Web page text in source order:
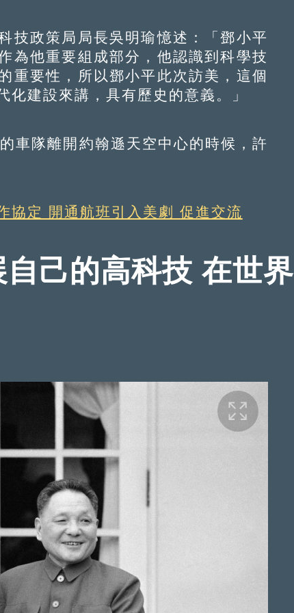
政策局局長吳明瑜憶述：「鄧小平
為他重要組成部分，他認識到科學技
重要性，所以鄧小平此次訪美，這個
建設來講，具有歷史的意義。」
隊離開約翰遜天空中心的時候，許
協定 開通航班引入美劇 促進交流
己的高科技 在世界